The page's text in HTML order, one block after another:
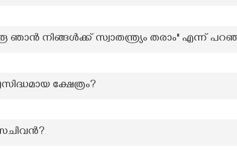
ഞാൻ നിങ്ങൾക്ക് സ്വാതന്ത്ര്യം തരാം" എന്ന്
ക്ഷേത്രം?